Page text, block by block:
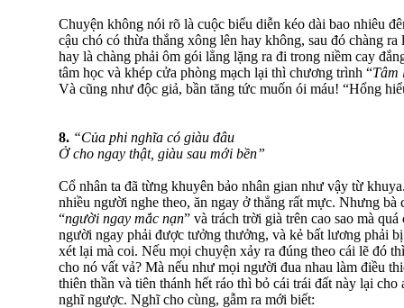
Chuyện không nói rõ là cuộc biểu diễn kéo dài bao nhiêu
cậu chó có thừa thắng xông lên hay không, sau đó chàng
hay là chàng phải ôm gói lẳng lặng ra đi trong niềm cay
tâm học và khép cửa phòng mạch lại thì chương trình “Tâm
Và cũng như độc giả, bần tăng tức muốn ói máu! “Hổng
8. “Của phi nghĩa có giàu đâu
Ở cho ngay thật, giàu sau mới bền”
Cổ nhân ta đã từng khuyên bảo nhân gian như vậy từ
nhiều người nghe theo, ăn ngay ở thẳng rất mực. Nhưng bà
“người ngay mắc nạn” và trách trời già trên cao sao mà
người ngay phải được tưởng thưởng, và kẻ bất lương phải
xét lại mà coi. Nếu mọi chuyện xảy ra đúng theo cái lẽ đó
cho nó vất vả? Mà nếu như mọi người đua nhau làm điều
thiên thần và tiên thánh hết ráo thì bỏ cái trái đất này lại
nghĩ ngược. Nghĩ cho cùng, gẫm ra mới biết: